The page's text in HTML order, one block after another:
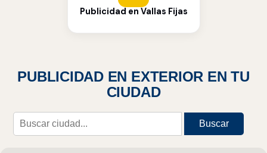
Publicidad en Vallas Fijas
PUBLICIDAD EN EXTERIOR EN TU
CIUDAD
Buscar